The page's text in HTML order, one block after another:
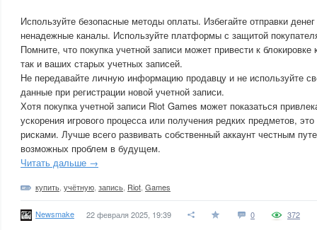
Используйте безопасные методы оплаты. Избегайте отправки
ненадежные каналы. Используйте платформы с защитой
Помните, что покупка учетной записи может привести к блокировке
так и ваших старых учетных записей.
Не передавайте личную информацию продавцу и не используйте
данные при регистрации новой учетной записи.
Хотя покупка учетной записи Riot Games может показаться
ускорения игрового процесса или получения редких предметов,
рисками. Лучше всего развивать собственный аккаунт честным
возможных проблем в будущем.
Читать дальше →
купить учётную запись Riot Games
Newsmake 22 февраля 2025, 19:39 0 372